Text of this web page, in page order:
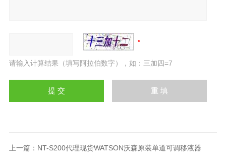
请输入计算结果（填写阿拉伯数字），如：三加四=7
上一篇： NT-S200代理现货WATSON沃森原装单道可调移液器